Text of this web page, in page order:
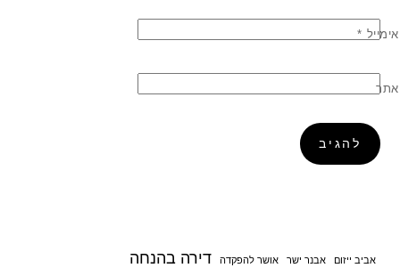
אימייל *
אתר
אביב ייזום אבנר ישר אושר להפקדה דירה בהנחה